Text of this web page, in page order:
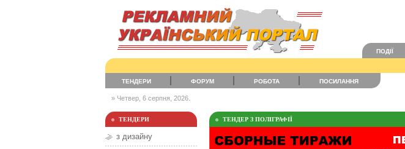
ПОДІЇ
ТЕНДЕРИ ФОРУМ РОБОТА ПОСИЛАННЯ
» Четвер, 6 серпня, 2026.
ТЕНДЕРИ
з дизайну
ТЕНДЕР З ПОЛІГРАФІЇ